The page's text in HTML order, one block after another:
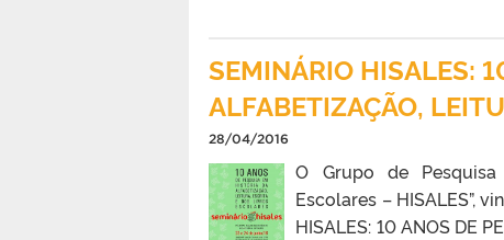
SEMINÁRIO HISALES:
ALFABETIZAÇÃO,
28/04/2016
O Grupo de
Escolares – HISALES”,
HISALES: 10 ANOS DE